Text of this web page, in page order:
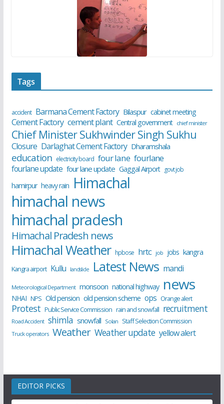
Tags
accident Barmana Cement Factory Bilaspur cabinet meeting
Cement Factory cement plant Central government chief minister
Chief Minister Sukhwinder Singh Sukhu
Closure Darlaghat Cement Factory Dharamshala
education electricity board four lane fourlane
fourlane update four lane update Gaggal Airport govt job
hamirpur heavy rain Himachal
himachal news
himachal pradesh
Himachal Pradesh news
Himachal Weather hpbose hrtc job jobs kangra
Kangra airport Kullu landslide Latest News mandi
Meteorological Department monsoon national highway news
NHAI NPS Old pension old pension scheme ops Orange alert
Protest Public Service Commission rain and snowfall recruitment
Road Accident shimla snowfall Solan Staff Selection Commission
Truck operators Weather Weather update yellow alert
EDITOR PICKS